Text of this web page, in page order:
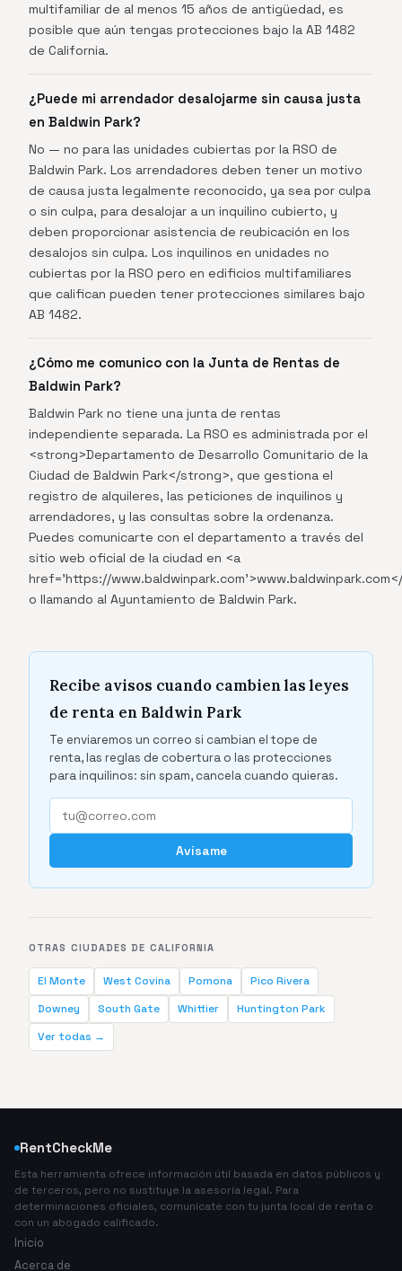
multifamiliar de al menos 15 años de antigüedad, es
posible que aún tengas protecciones bajo la AB 1482
de California.
¿Puede mi arrendador desalojarme sin causa justa
en Baldwin Park?
No — no para las unidades cubiertas por la RSO de
Baldwin Park. Los arrendadores deben tener un motivo
de causa justa legalmente reconocido, ya sea por culpa
o sin culpa, para desalojar a un inquilino cubierto, y
deben proporcionar asistencia de reubicación en los
desalojos sin culpa. Los inquilinos en unidades no
cubiertas por la RSO pero en edificios multifamiliares
que califican pueden tener protecciones similares bajo
AB 1482.
¿Cómo me comunico con la Junta de Rentas de
Baldwin Park?
Baldwin Park no tiene una junta de rentas
independiente separada. La RSO es administrada por el
<strong>Departamento de Desarrollo Comunitario de la
Ciudad de Baldwin Park</strong>, que gestiona el
registro de alquileres, las peticiones de inquilinos y
arrendadores, y las consultas sobre la ordenanza.
Puedes comunicarte con el departamento a través del
sitio web oficial de la ciudad en <a
href='https://
o llamando al Ayuntamiento de Baldwin Park.
Recibe avisos cuando cambien las leyes
de renta en Baldwin Park
Te enviaremos un correo si cambian el tope de
renta, las reglas de cobertura o las protecciones
para inquilinos: sin spam, cancela cuando quieras.
Avísame
OTRAS CIUDADES DE CALIFORNIA
El Monte West Covina Pomona
Pico Rivera
Downey
South Gate Whittier
Huntington Park
Ver todas →
RentCheckMe
Esta herramienta ofrece información útil basada en datos públicos y
de terceros, pero no sustituye la asesoría legal. Para
determinaciones oficiales, comunícate con tu junta local de renta o
con un abogado calificado.
Inicio
Acerca de